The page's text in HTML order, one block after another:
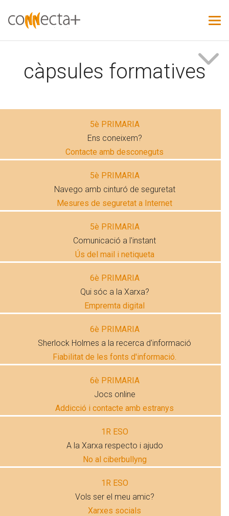
càpsules formatives
5è PRIMARIA
Ens coneixem?
Contacte amb desconeguts
5è PRIMARIA
Navego amb cinturó de seguretat
Mesures de seguretat a Internet
5è PRIMARIA
Comunicació a l'instant
Ús del mail i netiqueta
6è PRIMARIA
Qui sóc a la Xarxa?
Empremta digital
6è PRIMARIA
Sherlock Holmes a la recerca d'informació
Fiabilitat de les fonts d'informació.
6è PRIMARIA
Jocs online
Addicció i contacte amb estranys
1R ESO
A la Xarxa respecto i ajudo
No al ciberbullyng
1R ESO
Vols ser el meu amic?
Xarxes socials